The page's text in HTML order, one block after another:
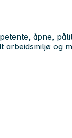
åpne,
arbeidsmiljø og